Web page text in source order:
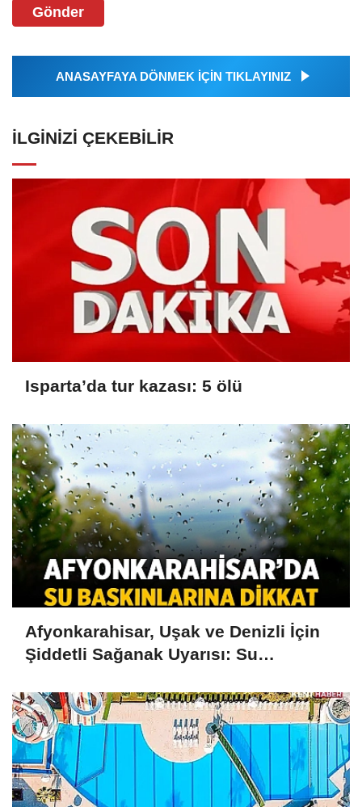
Gönder
ANASAYFAYA DÖNMEK İÇİN TIKLAYINIZ
İLGINIZI ÇEKEBILIR
Isparta’da tur kazası: 5 ölü
Afyonkarahisar, Uşak ve Denizli İçin
Şiddetli Sağanak Uyarısı: Su